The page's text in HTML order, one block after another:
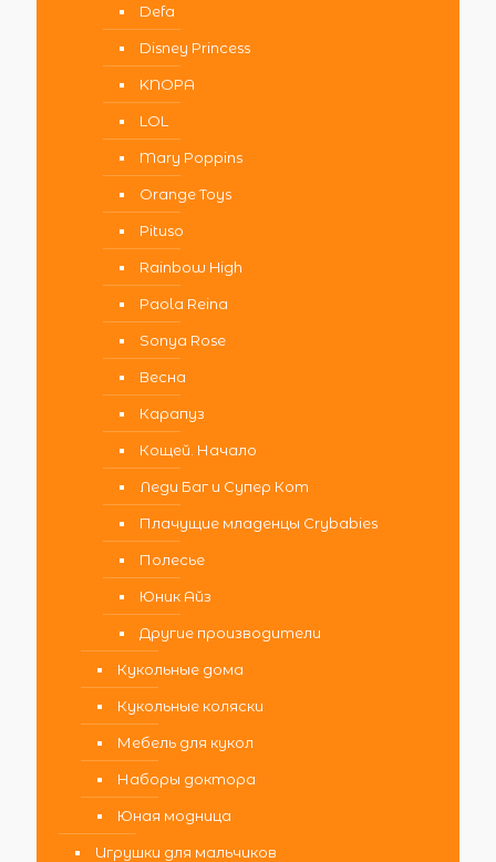
Defa
Disney Princess
KNOPA
LOL
Mary Poppins
Orange Toys
Pituso
Rainbow High
Paola Reina
Sonya Rose
Весна
Карапуз
Кощей. Начало
Леди Баг и Супер Кот
Плачущие младенцы Crybabies
Полесье
Юник Айз
Другие производители
Кукольные дома
Кукольные коляски
Мебель для кукол
Наборы доктора
Юная модница
Игрушки для мальчиков